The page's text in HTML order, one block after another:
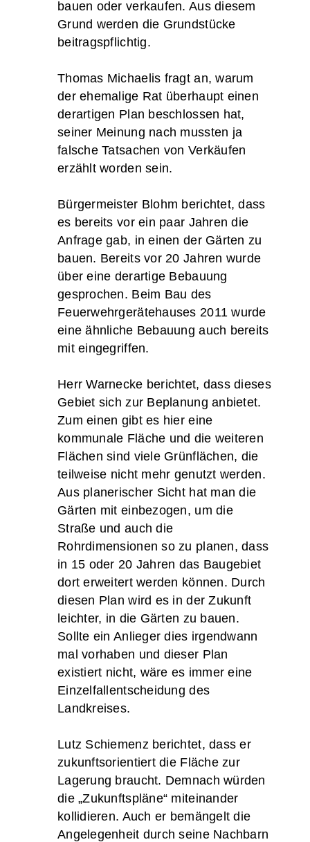
bauen oder verkaufen. Aus diesem
Grund werden die Grundstücke
beitragspflichtig.
Thomas Michaelis fragt an, warum
der ehemalige Rat überhaupt einen
derartigen Plan beschlossen hat,
seiner Meinung nach mussten ja
falsche Tatsachen von Verkäufen
erzählt worden sein.
Bürgermeister Blohm berichtet, dass
es bereits vor ein paar Jahren die
Anfrage gab, in einen der Gärten zu
bauen. Bereits vor 20 Jahren wurde
über eine derartige Bebauung
gesprochen. Beim Bau des
Feuerwehrgerätehauses 2011 wurde
eine ähnliche Bebauung auch bereits
mit eingegriffen.
Herr Warnecke berichtet, dass dieses
Gebiet sich zur Beplanung anbietet.
Zum einen gibt es hier eine
kommunale Fläche und die weiteren
Flächen sind viele Grünflächen, die
teilweise nicht mehr genutzt werden.
Aus planerischer Sicht hat man die
Gärten mit einbezogen, um die
Straße und auch die
Rohrdimensionen so zu planen, dass
in 15 oder 20 Jahren das Baugebiet
dort erweitert werden können. Durch
diesen Plan wird es in der Zukunft
leichter, in die Gärten zu bauen.
Sollte ein Anlieger dies irgendwann
mal vorhaben und dieser Plan
existiert nicht, wäre es immer eine
Einzelfallentscheidung des
Landkreises.
Lutz Schiemenz berichtet, dass er
zukunftsorientiert die Fläche zur
Lagerung braucht. Demnach würden
die „Zukunftspläne“ miteinander
kollidieren. Auch er bemängelt die
Angelegenheit durch seine Nachbarn